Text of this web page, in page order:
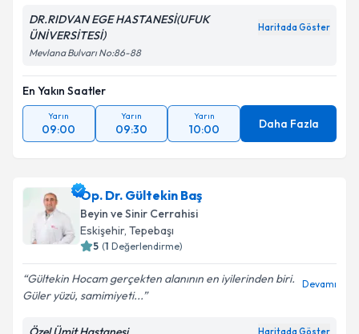
DR.RIDVAN EGE HASTANESİ(UFUK
ÜNİVERSİTESİ)
Haritada Göster
Mevlana Bulvarı No:86-88
En Yakın Saatler
Yarın
09:00
Yarın
09:30
Yarın
10:00 Daha Fazla
Op. Dr. Gültekin Baş
Beyin ve Sinir Cerrahisi
Eskişehir, Tepebaşı
5 (1 Değerlendirme)
Gültekin Hocam gerçekten alanının en iyilerinden biri.
Güler yüzü, samimiyeti...
Devamı
Haritada Göster